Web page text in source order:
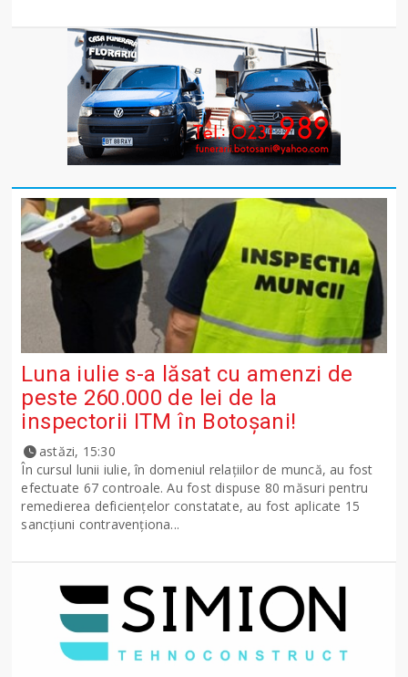
Luna iulie s-a lăsat cu amenzi de
peste 260.000 de lei de la
inspectorii ITM în Botoșani!
astăzi, 15:30
În cursul lunii iulie, în domeniul relațiilor de muncă, au fost
efectuate 67 controale. Au fost dispuse 80 măsuri pentru
remedierea deficiențelor constatate, au fost aplicate 15
sancţiuni contravenționa...